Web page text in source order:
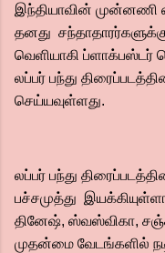
இந்தியாவின் முன்னணி
தனது
வெளியாகி ப்ளாக்பஸ்டர்
லப்பர் பந்து
செய்யவுள்ளது.
லப்பர் பந்து
பச்சமுத்து
தினேஷ், ஸ்வஸ்விகா,
முதன்மை வேடங்களில்